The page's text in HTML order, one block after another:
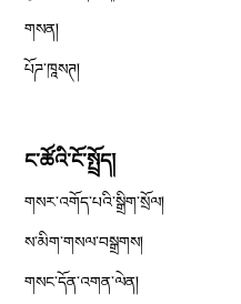
གསན།
པོཌ་ཁཱསཊ།
ང་ཚོའི་ངོ་སྤྲོད།
གསར་འགོད་པའི་སྒྲིག་སྲོལ།
ས་མིག་གསལ་བསྒྲགས།
གསང་དོན་འགན་ལེན།